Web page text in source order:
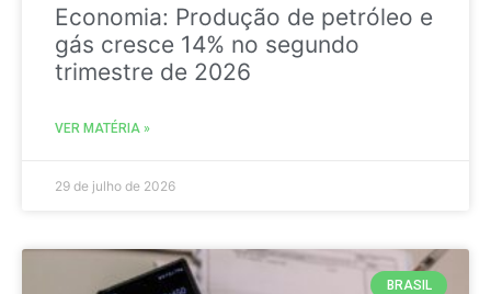
Economia: Produção de petróleo e
gás cresce 14% no segundo
trimestre de 2026
VER MATÉRIA »
29 de julho de 2026
BRASIL